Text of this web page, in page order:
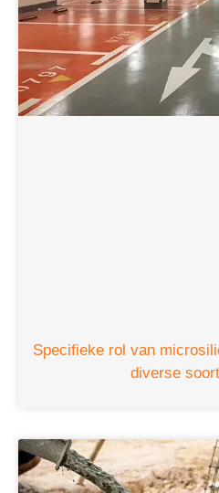
Specifieke rol van
diverse